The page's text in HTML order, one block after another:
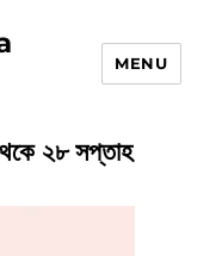
MENU
২৮ সপ্তাহ